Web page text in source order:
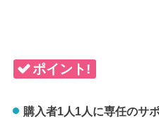
ポイント!
購入者1人1人に専任のサ